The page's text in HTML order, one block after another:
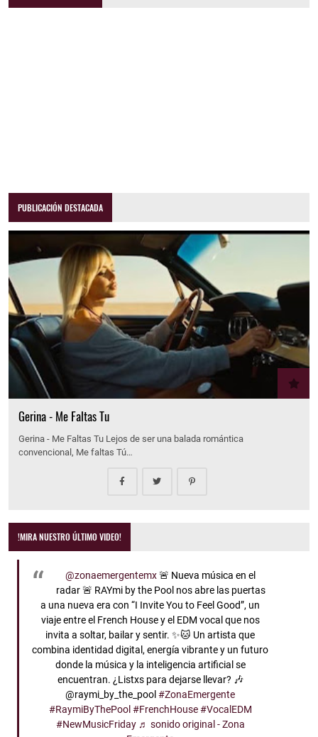
PUBLICACIÓN DESTACADA
Gerina - Me Faltas Tu
Gerina - Me Faltas Tu Lejos de ser una balada romántica
convencional, Me faltas Tú…
!MIRA NUESTRO ÚLTIMO VIDEO!
@zonaemergentemx🚨 Nueva música en el
radar 🚨 RAYmi by the Pool nos abre las puertas
a una nueva era con “I Invite You to Feel Good”, un
viaje entre el French House y el EDM vocal que nos
invita a soltar, bailar y sentir. ✨🐱 Un artista que
combina identidad digital, energía vibrante y un futuro
donde la música y la inteligencia artificial se
encuentran. ¿Listxs para dejarse llevar? 🎶
@raymi_by_the_pool#ZonaEmergente
#RaymiByThePool #FrenchHouse #VocalEDM
#NewMusicFriday ♬ sonido original - Zona